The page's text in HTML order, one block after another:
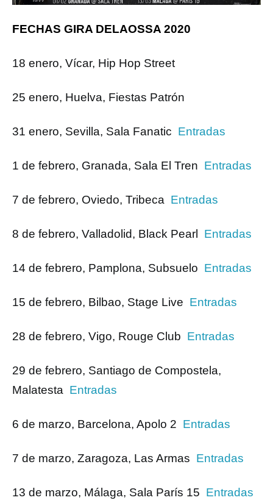
FECHAS GIRA DELAOSSA 2020
18 enero, Vícar, Hip Hop Street
25 enero, Huelva, Fiestas Patrón
31 enero, Sevilla, Sala Fanatic Entradas
1 de febrero, Granada, Sala El Tren Entradas
7 de febrero, Oviedo, Tribeca Entradas
8 de febrero, Valladolid, Black Pearl Entradas
14 de febrero, Pamplona, Subsuelo Entradas
15 de febrero, Bilbao, Stage Live Entradas
28 de febrero, Vigo, Rouge Club Entradas
29 de febrero, Santiago de Compostela,
Malatesta Entradas
6 de marzo, Barcelona, Apolo 2 Entradas
7 de marzo, Zaragoza, Las Armas Entradas
13 de marzo, Málaga, Sala París 15 Entradas